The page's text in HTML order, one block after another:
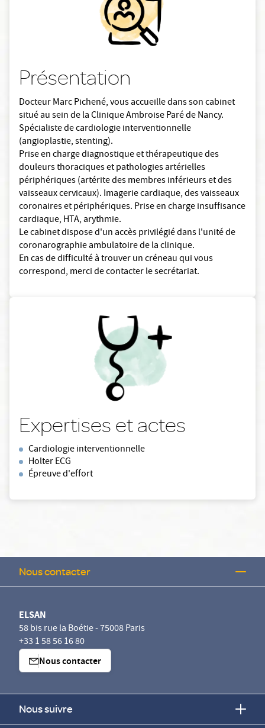
Présentation
Docteur Marc Pichené, vous accueille dans son cabinet
situé au sein de la Clinique Ambroise Paré de Nancy.
Spécialiste de cardiologie interventionnelle
(angioplastie, stenting).
Prise en charge diagnostique et thérapeutique des
douleurs thoraciques et pathologies artérielles
périphériques (artérite des membres inférieurs et des
vaisseaux cervicaux). Imagerie cardiaque, des vaisseaux
coronaires et périphériques. Prise en charge insuffisance
cardiaque, HTA, arythmie.
Le cabinet dispose d'un accès privilégié dans l'unité de
coronarographie ambulatoire de la clinique.
En cas de difficulté à trouver un créneau qui vous
correspond, merci de contacter le secrétariat.
Expertises et actes
Cardiologie interventionnelle
Holter ECG
Épreuve d'effort
Nous contacter
ELSAN
58 bis rue la Boétie - 75008 Paris
+33 1 58 56 16 80
Nous contacter
Nous suivre